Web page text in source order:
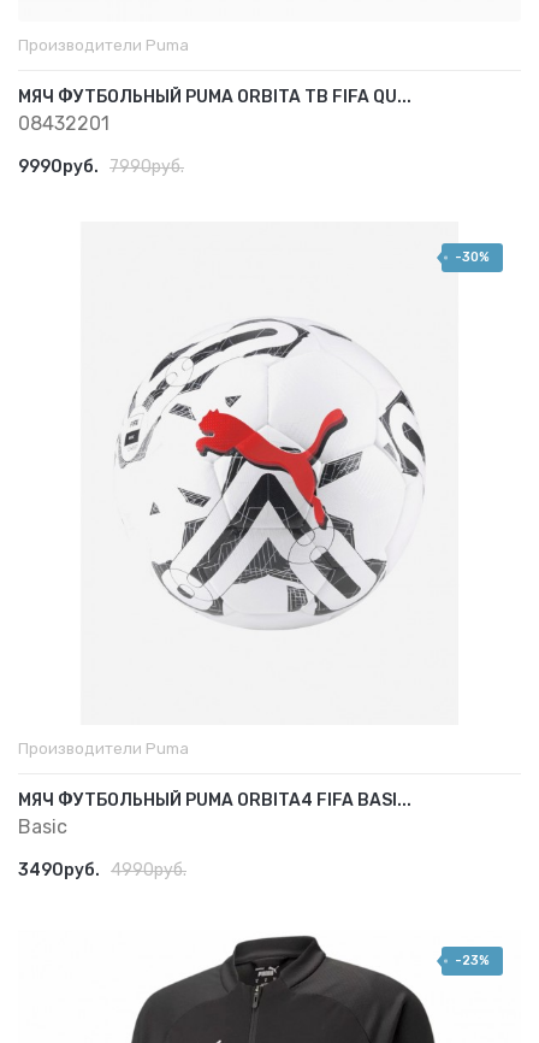
Производители Puma
МЯЧ ФУТБОЛЬНЫЙ PUMA ORBITA TB FIFA QU...
08432201
9990руб. 7990руб.
-30%
Производители Puma
МЯЧ ФУТБОЛЬНЫЙ PUMA ORBITA4 FIFA BASI...
Basic
3490руб. 4990руб.
-23%